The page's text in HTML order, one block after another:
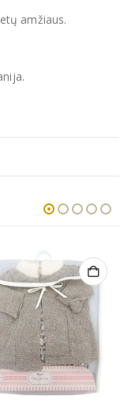
amžiaus.